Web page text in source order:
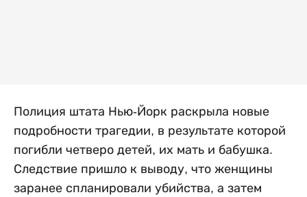
Полиция штата Нью-Йорк раскрыла новые
подробности трагедии, в результате которой
погибли четверо детей, их мать и бабушка.
Следствие пришло к выводу, что женщины
заранее спланировали убийства, а затем